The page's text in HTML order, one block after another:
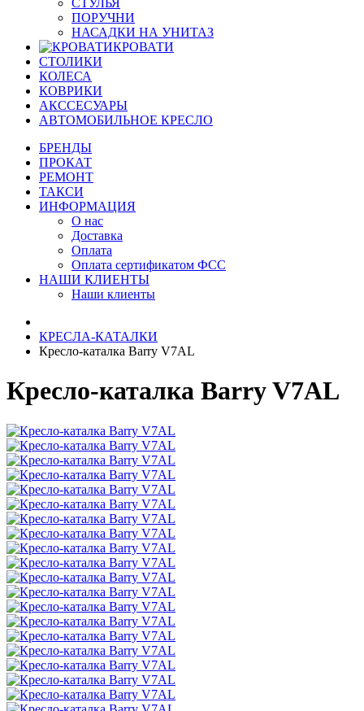
СТУЛЬЯ
ПОРУЧНИ
НАСАДКИ НА УНИТАЗ
КРОВАТИ
СТОЛИКИ
КОЛЕСА
КОВРИКИ
АКССЕСУАРЫ
АВТОМОБИЛЬНОЕ КРЕСЛО
БРЕНДЫ
ПРОКАТ
РЕМОНТ
ТАКСИ
ИНФОРМАЦИЯ
О нас
Доставка
Оплата
Оплата сертификатом ФСС
НАШИ КЛИЕНТЫ
Наши клиенты
КРЕСЛА-КАТАЛКИ
Кресло-каталка Barry V7AL
Кресло-каталка Barry V7AL